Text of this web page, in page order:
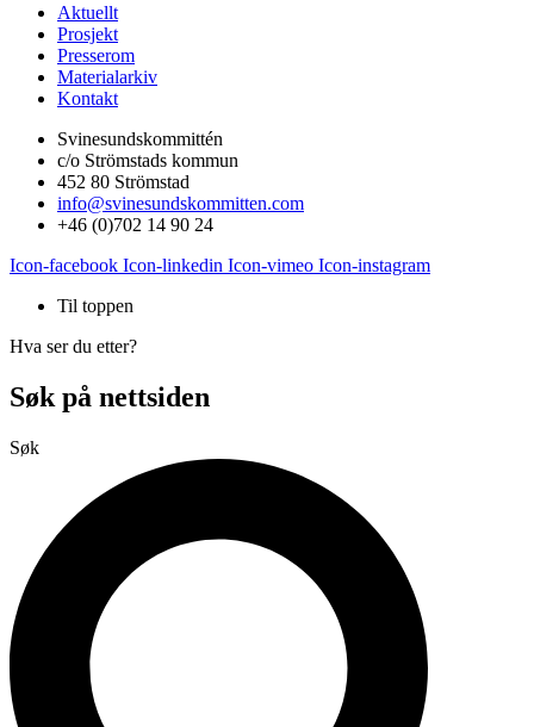
Aktuellt
Prosjekt
Presserom
Materialarkiv
Kontakt
Svinesundskommittén
c/o Strömstads kommun
452 80 Strömstad
info@svinesundskommitten.com
+46 (0)702 14 90 24
Icon-facebook Icon-linkedin Icon-vimeo Icon-instagram
Til toppen
Hva ser du etter?
Søk på nettsiden
Søk